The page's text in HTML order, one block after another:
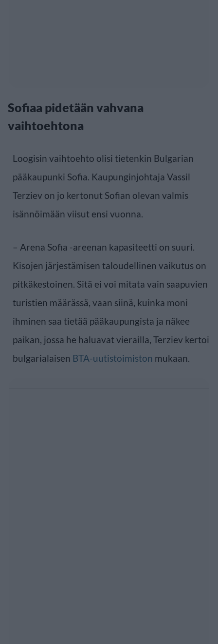
Sofiaa pidetään vahvana
vaihtoehtona
Loogisin vaihtoehto olisi tietenkin Bulgarian
pääkaupunki Sofia. Kaupunginjohtaja Vassil
Terziev on jo kertonut Sofian olevan valmis
isännöimään viisut ensi vuonna.
– Arena Sofia -areenan kapasiteetti on suuri.
Kisojen järjestämisen taloudellinen vaikutus on
pitkäkestoinen. Sitä ei voi mitata vain saapuvien
turistien määrässä, vaan siinä, kuinka moni
ihminen saa tietää pääkaupungista ja näkee
paikan, jossa he haluavat vierailla, Terziev kertoi
bulgarialaisen BTA-uutistoimiston mukaan.